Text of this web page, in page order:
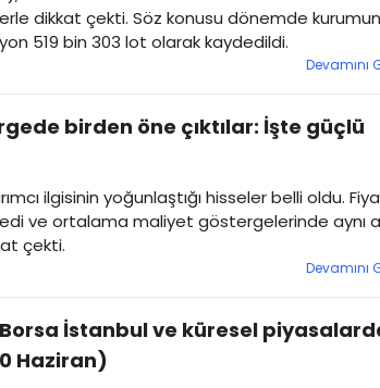
dikkat çekti. Söz konusu dönemde
519 bin 303 lot olarak kaydedildi.
Devamını
birden öne çıktılar: İşte güçlü
ilgisinin yoğunlaştığı hisseler belli oldu.
ve ortalama maliyet göstergelerinde aynı
çekti.
Devamını
Borsa İstanbul ve küresel
Haziran)